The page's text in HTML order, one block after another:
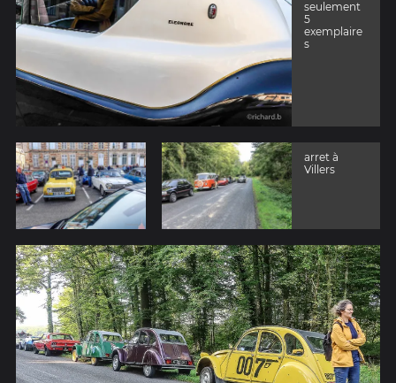
seulement
5
exemplaire
s
arret à
Villers